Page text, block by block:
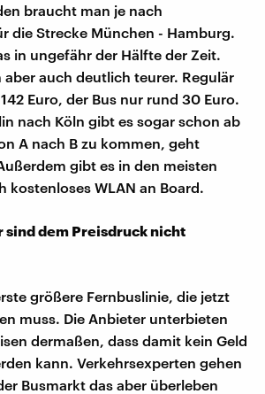
braucht man je nach
die Strecke München - Hamburg.
in ungefähr der Hälfte der Zeit.
aber auch deutlich teurer. Regulär
Euro, der Bus nur rund 30 Euro.
nach Köln gibt es sogar schon ab
A nach B zu kommen, geht
gibt es in den meisten
kostenloses WLAN an Board.
sind dem Preisdruck nicht
größere Fernbuslinie, die jetzt
muss. Die Anbieter unterbieten
dermaßen, dass damit kein Geld
kann. Verkehrsexperten gehen
Busmarkt das aber überleben